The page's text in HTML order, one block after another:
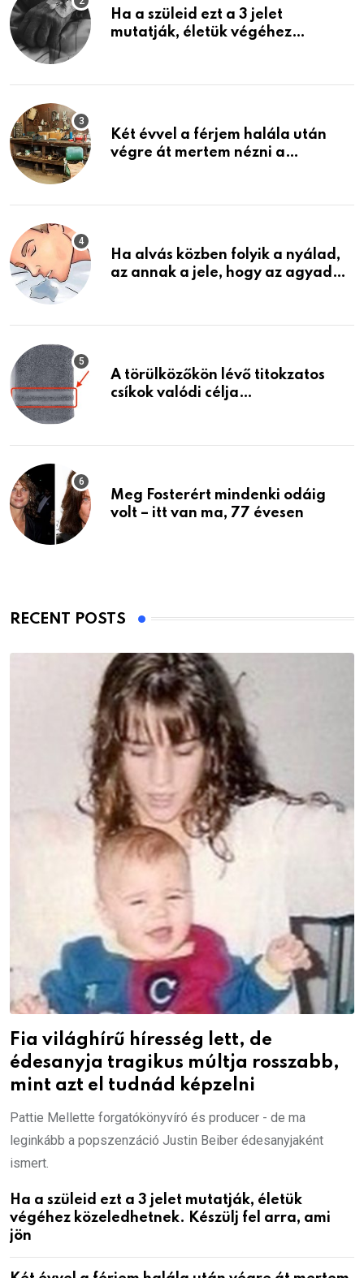
Ha a szüleid ezt a 3 jelet
mutatják, életük végéhez
Két évvel a férjem halála után
végre át mertem nézni a
életemet
Ha alvás közben folyik a nyálad,
az annak a jele, hogy az agyad…
A törülközőkön lévő titokzatos
csíkok valódi célja…
Meg Fosterért mindenki odáig
volt – itt van ma, 77 évesen
RECENT POSTS
Fia világhírű híresség lett, de
édesanyja tragikus múltja rosszabb,
mint azt el tudnád képzelni
Pattie Mellette forgatókönyvíró és producer - de ma
leginkább a popszenzáció Justin Beiber édesanyjaként
ismert.
Ha a szüleid ezt a 3 jelet mutatják, életük
végéhez közeledhetnek. Készülj fel arra, ami
jön